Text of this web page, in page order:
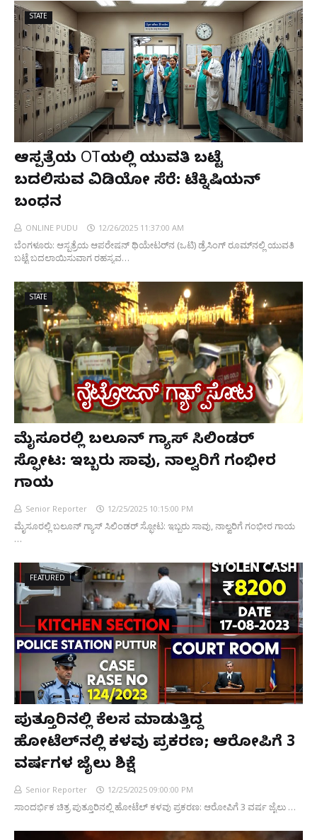
STATE
ಆಸ್ಪತ್ರೆಯ OTಯಲ್ಲಿ ಯುವತಿ ಬಟ್ಟೆ
ಬದಲಿಸುವ ವಿಡಿಯೋ ಸೆರೆ: ಟೆಕ್ನಿಷಿಯನ್
ಬಂಧನ
ONLINE PUDU 12/26/2025 11:37:00 AM
ಬೆಂಗಳೂರು: ಆಸ್ಪತ್ರೆಯ ಆಪರೇಷನ್ ಥಿಯೇಟರ್​ನ (ಒಟಿ) ಡ್ರೆಸಿಂಗ್ ರೂಮ್​ನಲ್ಲಿ ಯುವತಿ
ಬಟ್ಟೆ ಬದಲಾಯಿಸುವಾಗ ರಹಸ್ಯವ…
STATE
ಮೈಸೂರಲ್ಲಿ ಬಲೂನ್ ಗ್ಯಾಸ್ ಸಿಲಿಂಡರ್
ಸ್ಫೋಟ: ಇಬ್ಬರು ಸಾವು, ನಾಲ್ವರಿಗೆ ಗಂಭೀರ
ಗಾಯ
Senior Reporter 12/25/2025 10:15:00 PM
ಮೈಸೂರಲ್ಲಿ ಬಲೂನ್ ಗ್ಯಾಸ್ ಸಿಲಿಂಡರ್ ಸ್ಫೋಟ: ಇಬ್ಬರು ಸಾವು, ನಾಲ್ವರಿಗೆ ಗಂಭೀರ ಗಾಯ
…
FEATURED
ಪುತ್ತೂರಿನಲ್ಲಿ ಕೆಲಸ ಮಾಡುತ್ತಿದ್ದ
ಹೋಟೆಲ್‌ನಲ್ಲಿ ಕಳವು ಪ್ರಕರಣ; ಆರೋಪಿಗೆ 3
ವರ್ಷಗಳ ಜೈಲು ಶಿಕ್ಷೆ
Senior Reporter 12/25/2025 09:00:00 PM
ಸಾಂದರ್ಭಿಕ ಚಿತ್ರ ಪುತ್ತೂರಿನಲ್ಲಿ ಹೋಟೆಲ್ ಕಳವು ಪ್ರಕರಣ: ಆರೋಪಿಗೆ 3 ವರ್ಷ ಜೈಲು …